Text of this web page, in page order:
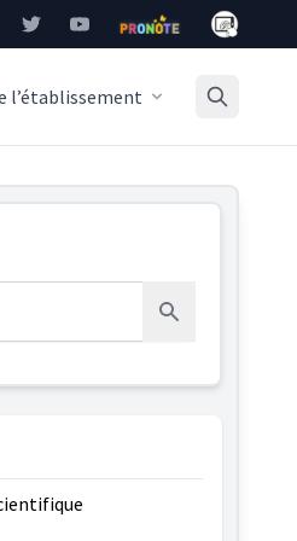
TwitterYouTubePronote Mon
l’établissement
Rechercher